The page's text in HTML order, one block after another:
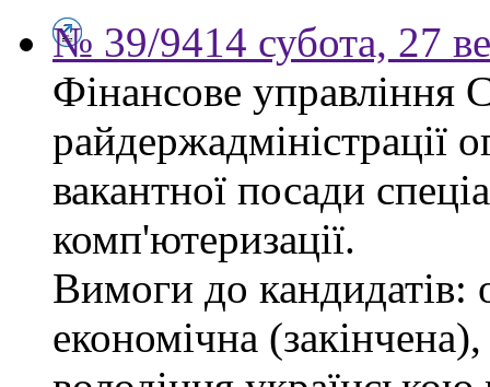
№ 39/9414 субота, 27
Фінансове управління
райдержадміністрації
вакантної посади
комп'ютеризації.
Вимоги до кандидатів:
економічна